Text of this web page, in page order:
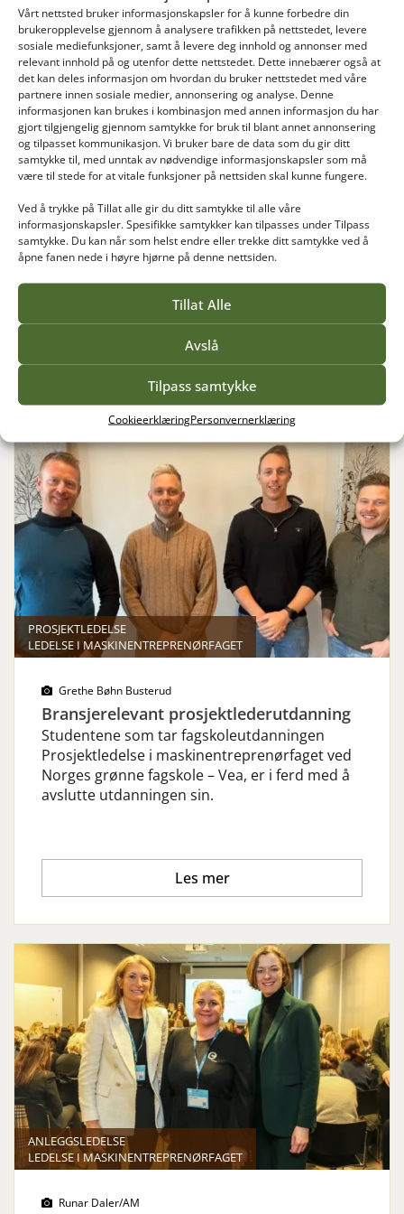
Vårt nettsted bruker informasjonskapsler for å kunne forbedre din
brukeropplevelse gjennom å analysere trafikken på nettstedet, levere
sosiale mediefunksjoner, samt å levere deg innhold og annonser med
relevant innhold på og utenfor dette nettstedet. Dette innebærer også at
det kan deles informasjon om hvordan du bruker nettstedet med våre
partnere innen sosiale medier, annonsering og analyse. Denne
informasjonen kan brukes i kombinasjon med annen informasjon du har
gjort tilgjengelig gjennom samtykke for bruk til blant annet annonsering
og tilpasset kommunikasjon. Vi bruker bare de data som du gir ditt
samtykke til, med unntak av nødvendige informasjonskapsler som må
være til stede for at vitale funksjoner på nettsiden skal kunne fungere.
Ved å trykke på Tillat alle gir du ditt samtykke til alle våre
informasjonskapsler. Spesifikke samtykker kan tilpasses under Tilpass
samtykke. Du kan når som helst endre eller trekke ditt samtykke ved å
åpne fanen nede i høyre hjørne på denne nettsiden.
Tillat Alle
Avslå
Tilpass samtykke
CookieerklæringPersonvernerklæring
VEA
LEDELSE I MASKINENTREPRENØRFAGET
Anne Stine Solberg
NOKUT har akkreditert Vea for
fagområdet Landskap- og anleggsfag
I styremøte 11. og 12. juni vedtok NOKUTs
styre å tildele Norges grønne fagskole – Vea
akkreditering for fagområde Landskap- og
anleggsfag. Dette er Veas andre
fagområdeakkreditering.
Les mer
PROSJEKTLEDELSE
LEDELSE I MASKINENTREPRENØRFAGET
Grethe Bøhn Busterud
Bransjerelevant prosjektlederutdanning
Studentene som tar fagskoleutdanningen
Prosjektledelse i maskinentreprenørfaget ved
Norges grønne fagskole – Vea, er i ferd med å
avslutte utdanningen sin.
Les mer
ANLEGGSLEDELSE
LEDELSE I MASKINENTREPRENØRFAGET
Runar Daler/AM